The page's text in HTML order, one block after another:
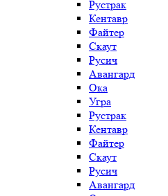
Рустрак
Кентавр
Файтер
Скаут
Русич
Авангард
Ока
Угра
Рустрак
Кентавр
Файтер
Скаут
Русич
Авангард